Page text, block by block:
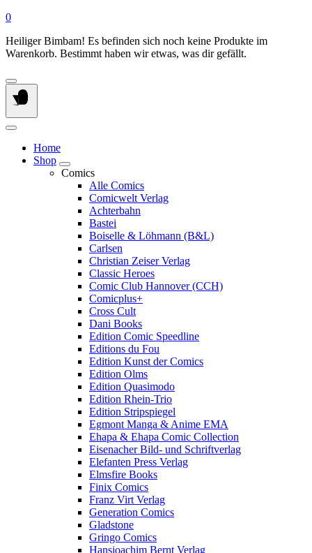
0
Heiliger Bimbam! Es befinden sich noch keine Produkte im
Warenkorb. Bestimmt haben wir etwas, was dir gefällt.
Home
Shop
Comics
Alle Comics
Comicwelt Verlag
Achterbahn
Bastei
Boiselle & Löhmann (B&L)
Carlsen
Christian Zeiser Verlag
Classic Heroes
Comic Club Hannover (CCH)
Comicplus+
Cross Cult
Dani Books
Edition Comic Speedline
Editions du Fou
Edition Kunst der Comics
Edition Olms
Edition Quasimodo
Edition Rhein-Trio
Edition Stripspiegel
Egmont Manga & Anime EMA
Ehapa & Ehapa Comic Collection
Eisenacher Bild- und Schriftverlag
Elefanten Press Verlag
Elmsfire Books
Finix Comics
Franz Virt Verlag
Generation Comics
Gladstone
Gringo Comics
Hansjoachim Bernt Verlag